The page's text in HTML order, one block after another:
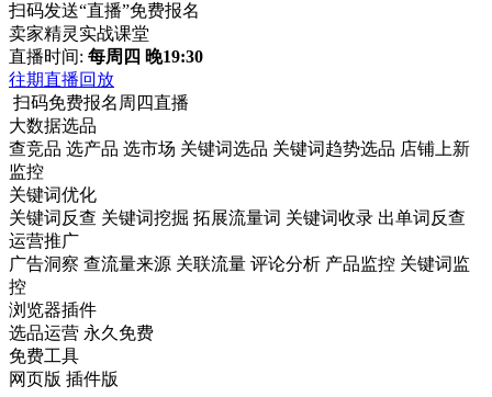
扫码发送“直播”免费报名
卖家精灵实战课堂
直播时间: 每周四 晚19:30
往期直播回放
扫码免费报名周四直播
大数据选品
查竞品 选产品 选市场 关键词选品 关键词趋势选品 店铺上新
监控
关键词优化
关键词反查 关键词挖掘 拓展流量词 关键词收录 出单词反查
运营推广
广告洞察 查流量来源 关联流量 评论分析 产品监控 关键词监
控
浏览器插件
选品运营 永久免费
免费工具
网页版 插件版